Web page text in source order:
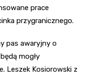
prace
przygranicznego.
pas awaryjny o
mogły
Leszek Kosiorowski z